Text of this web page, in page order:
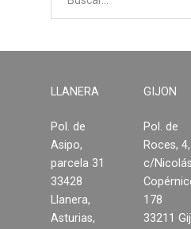
LLANERA
Pol. de
Asipo,
parcela 31
33428
Llanera,
Asturias,
GIJON
Pol. de
Roces, 4,
c/Nicolás
178
33211